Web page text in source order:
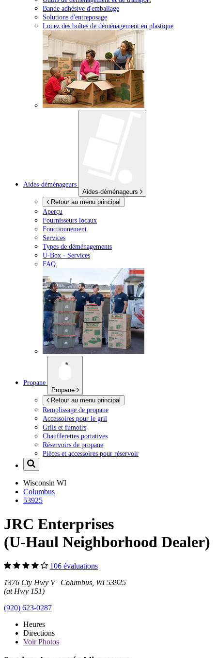
Bande adhésive d'emballage
Solutions d'entreposage
Louez des boîtes de déménagement en plastique
Aides-déménageurs
Aides-déménageurs
Retour au menu principal
Aperçu
Fournisseurs locaux
Fonctionnement
Services
Types de déménagements
U-Box - Services
FAQ
Propane
Propane
Retour au menu principal
Remplissage de propane
Accessoires pour le gril
Grils et fumoirs
Chaufferettes portatives
Réservoirs de propane
Pièces et accessoires pour réservoir
Wisconsin WI
Columbus
53925
JRC Enterprises
(U-Haul Neighborhood Dealer)
106 évaluations
1376 Cty Hwy V Columbus, WI 53925
(at Hwy 151)
(920) 623-0287
Heures
Directions
VoirPhotos